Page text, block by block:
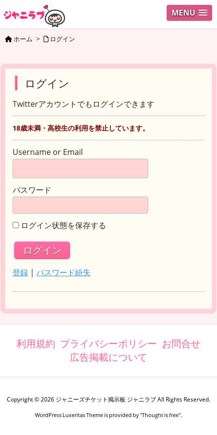
MENU
ホーム > ログイン
ログイン
Twitterアカウントでもログインできます
18歳未満・高校生の利用を禁止しています。
Username or Email
パスワード
ログイン状態を保存する
登録 | パスワード紛失
利用規約 プライバシーポリシー お問合せ
広告掲載について
Copyright ©2026 ジャニーズチケット掲示板 ジャニラブAll Rights Reserved.
WordPress Luxeritas Theme is provided by "Thought is free".